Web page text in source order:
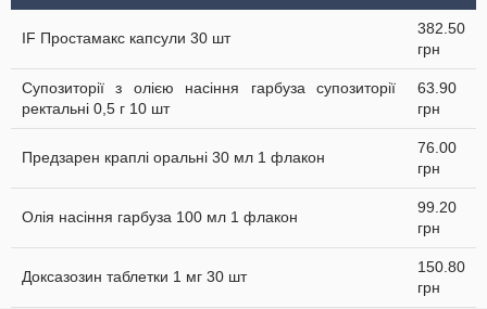
IF Простамакс капсули 30 шт
382.50
грн
Супозиторії з олією насіння гарбуза супозиторії
ректальні 0,5 г 10 шт
63.90
грн
Предзарен краплі оральні 30 мл 1 флакон
76.00
грн
Олія насіння гарбуза 100 мл 1 флакон
99.20
грн
Доксазозин таблетки 1 мг 30 шт
150.80
грн